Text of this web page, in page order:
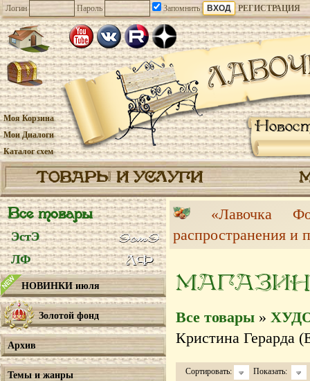
Логин Пароль Запомнить РЕГИСТРАЦИЯ
Моя Корзина
Мои Диалоги
Каталог схем
ТОВАРЫ И УСЛУГИ
Все товары
ЭстЭ
ЛФ
НОВИНКИ июля
Золотой фонд
Архив
Темы и жанры
«Лавочка
распространения и
МАГАЗИН
Все товары »
Кристина Герарда
Сортировать: Показать: